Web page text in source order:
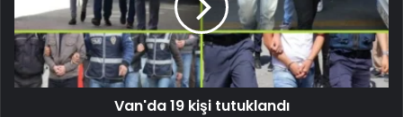
Van'da 19 kişi tutuklandı